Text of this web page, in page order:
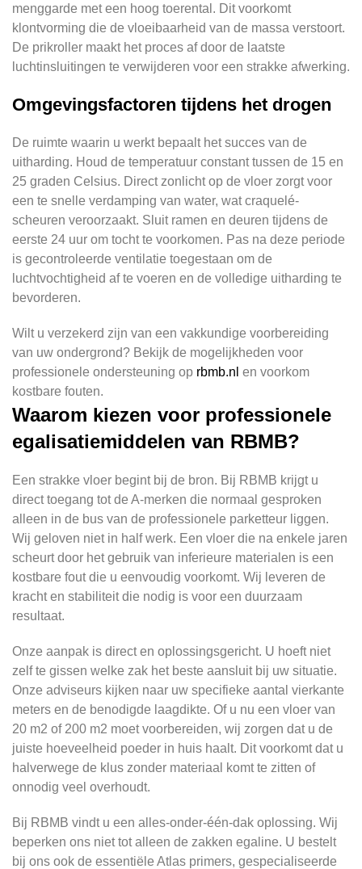
menggarde met een hoog toerental. Dit voorkomt
klontvorming die de vloeibaarheid van de massa verstoort.
De prikroller maakt het proces af door de laatste
luchtinsluitingen te verwijderen voor een strakke afwerking.
Omgevingsfactoren tijdens het drogen
De ruimte waarin u werkt bepaalt het succes van de
uitharding. Houd de temperatuur constant tussen de 15 en
25 graden Celsius. Direct zonlicht op de vloer zorgt voor
een te snelle verdamping van water, wat craquelé-
scheuren veroorzaakt. Sluit ramen en deuren tijdens de
eerste 24 uur om tocht te voorkomen. Pas na deze periode
is gecontroleerde ventilatie toegestaan om de
luchtvochtigheid af te voeren en de volledige uitharding te
bevorderen.
Wilt u verzekerd zijn van een vakkundige voorbereiding
van uw ondergrond? Bekijk de mogelijkheden voor
professionele ondersteuning op rbmb.nl en voorkom
kostbare fouten.
Waarom kiezen voor professionele
egalisatiemiddelen van RBMB?
Een strakke vloer begint bij de bron. Bij RBMB krijgt u
direct toegang tot de A-merken die normaal gesproken
alleen in de bus van de professionele parketteur liggen.
Wij geloven niet in half werk. Een vloer die na enkele jaren
scheurt door het gebruik van inferieure materialen is een
kostbare fout die u eenvoudig voorkomt. Wij leveren de
kracht en stabiliteit die nodig is voor een duurzaam
resultaat.
Onze aanpak is direct en oplossingsgericht. U hoeft niet
zelf te gissen welke zak het beste aansluit bij uw situatie.
Onze adviseurs kijken naar uw specifieke aantal vierkante
meters en de benodigde laagdikte. Of u nu een vloer van
20 m2 of 200 m2 moet voorbereiden, wij zorgen dat u de
juiste hoeveelheid poeder in huis haalt. Dit voorkomt dat u
halverwege de klus zonder materiaal komt te zitten of
onnodig veel overhoudt.
Bij RBMB vindt u een alles-onder-één-dak oplossing. Wij
beperken ons niet tot alleen de zakken egaline. U bestelt
bij ons ook de essentiële Atlas primers, gespecialiseerde